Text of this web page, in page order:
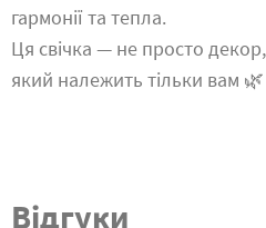
гармонії та тепла.
Ця свічка — не просто
який належить тільки вам 🌿
Відгуки